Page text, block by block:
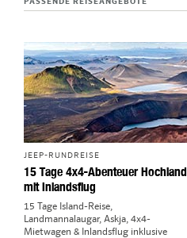
PASSENDE REISEANGEBOTE
JEEP-RUNDREISE
15 Tage 4x4-Abenteuer Hochland
mit Inlandsflug
15 Tage Island-Reise,
Landmannalaugar, Askja, 4x4-
Mietwagen & Inlandsflug inklusive